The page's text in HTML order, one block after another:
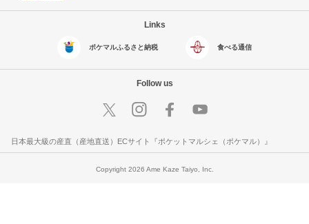
Links
ポケマルふるさと納税 食べる通信
Follow us
日本最大級の産直（産地直送）ECサイト『ポケットマルシェ（ポケマル）』
Copyright 2026 Ame Kaze Taiyo, Inc.